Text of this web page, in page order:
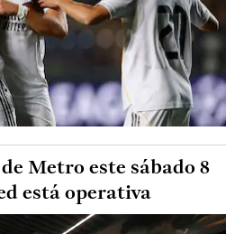
Metro este sábado 8
está operativa